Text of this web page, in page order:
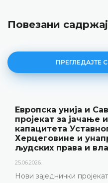
Повезани садржај
ПРЕГЛЕДАЈТЕ
Европска унија и
пројекат за јачање
капацитета
Херцеговине и
људских права и
25.06.2026.
Нови заједнички